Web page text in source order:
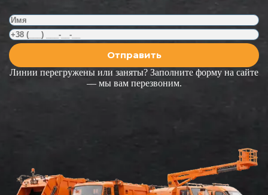
Линии перегружены или заняты? Заполните форму на сайте
— мы вам перезвоним.